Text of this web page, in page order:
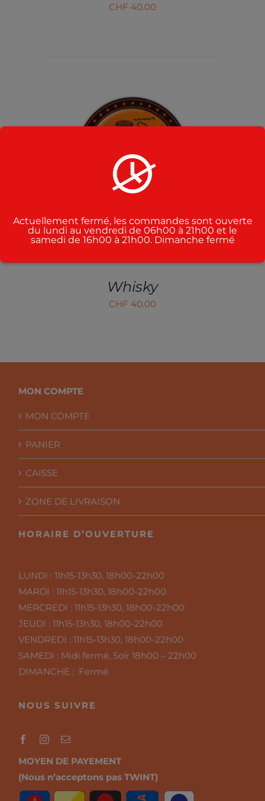
CHF 40.00
Whisky
CHF 40.00
MON COMPTE
MON COMPTE
PANIER
CAISSE
ZONE DE LIVRAISON
HORAIRE D’OUVERTURE
LUNDI :11h15-13h30, 18h00-22h00
MARDI :11h15-13h30, 18h00-22h00
MERCREDI :11h15-13h30, 18h00-22h00
JEUDI :11h15-13h30, 18h00-22h00
VENDREDI :11h15-13h30, 18h00-22h00
SAMEDI : Midi fermé, Soir 18h00 – 22h00
DIMANCHE : Fermé
NOUS SUIVRE
MOYEN DE PAYEMENT
(Nous n’acceptons pas TWINT)
Actuellement fermé, les commandes sont ouverte
du lundi au vendredi de 06h00 à 21h00 et le
samedi de 16h00 à 21h00. Dimanche fermé